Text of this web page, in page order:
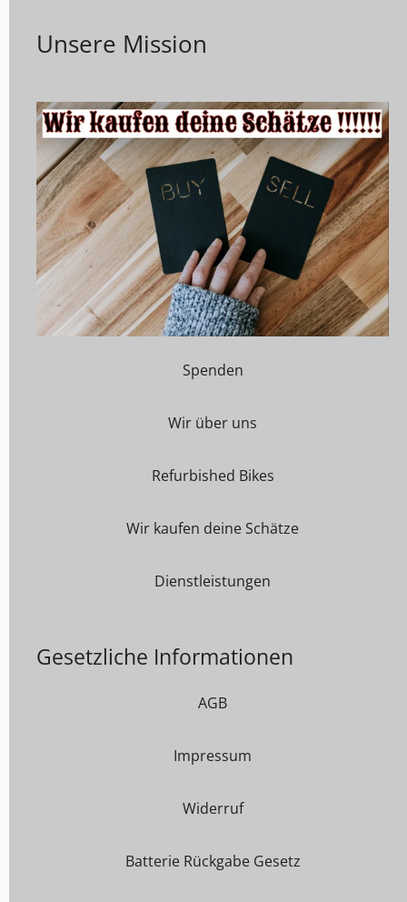
Unsere Mission
Spenden
Wir über uns
Refurbished Bikes
Wir kaufen deine Schätze
Dienstleistungen
Gesetzliche Informationen
AGB
Impressum
Widerruf
Batterie Rückgabe Gesetz